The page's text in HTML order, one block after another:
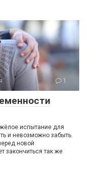
1
испытание для
и невозможно забыть.
новой
закончиться так же